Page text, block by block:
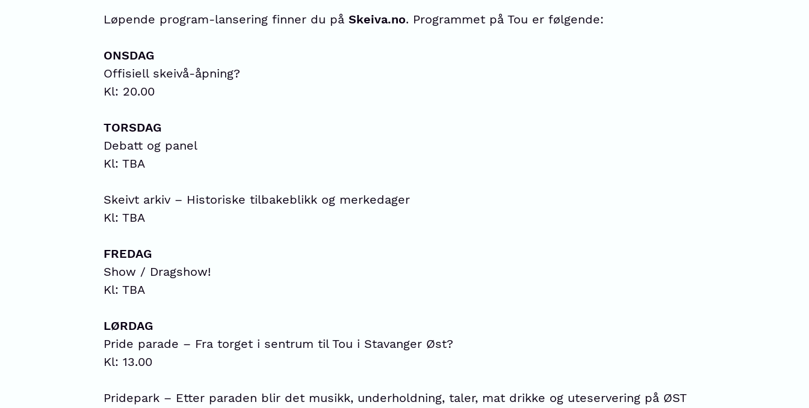
Løpende program-lansering finner du på Skeiva.no. Programmet på Tou er følgende:
ONSDAG
Offisiell skeivå-åpning?
Kl: 20.00
TORSDAG
Debatt og panel
Kl: TBA
Skeivt arkiv – Historiske tilbakeblikk og merkedager
Kl: TBA
FREDAG
Show / Dragshow!
Kl: TBA
LØRDAG
Pride parade – Fra torget i sentrum til Tou i Stavanger Øst?
Kl: 13.00
Pridepark – Etter paraden blir det musikk, underholdning, taler, mat drikke og uteservering på ØST